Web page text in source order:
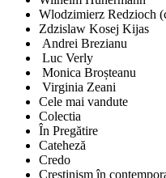
Wlodzimierz Redzioch
Zdzislaw Kosej Kijas
Andrei Brezianu
Luc Verly
Monica Broșteanu
Virginia Zeani
Cele mai vandute
Colectia
În Pregătire
Cateheză
Credo
Creștinism în